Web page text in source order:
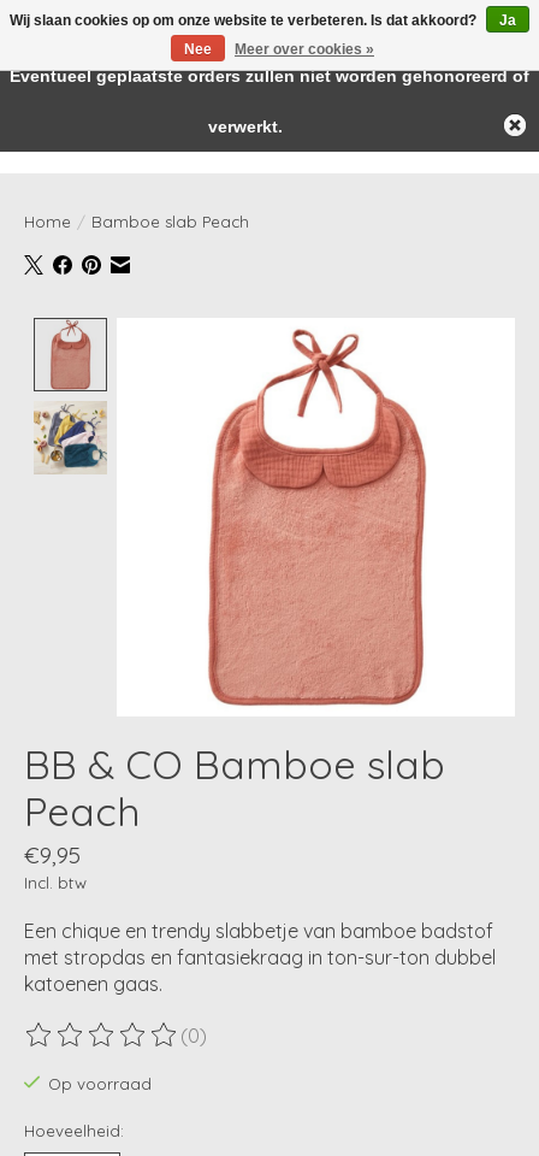
Home / Bamboe slab Peach
Product image slideshow Items
BB & CO Bamboe slab
Peach
€9,95
Incl. btw
Een chique en trendy slabbetje van bamboe badstof
met stropdas en fantasiekraag in ton-sur-ton dubbel
katoenen gaas.
De beoordeling van dit product is
(0)
Op voorraad
Hoeveelheid:
Wij slaan cookies op om onze website te verbeteren. Is dat akkoord?
Ja
Nee
Meer over cookies »
← Keer terug naar de backofficeDeze winkel is in aanbouw.
Eventueel geplaatste orders zullen niet worden gehonoreerd of
verwerkt.